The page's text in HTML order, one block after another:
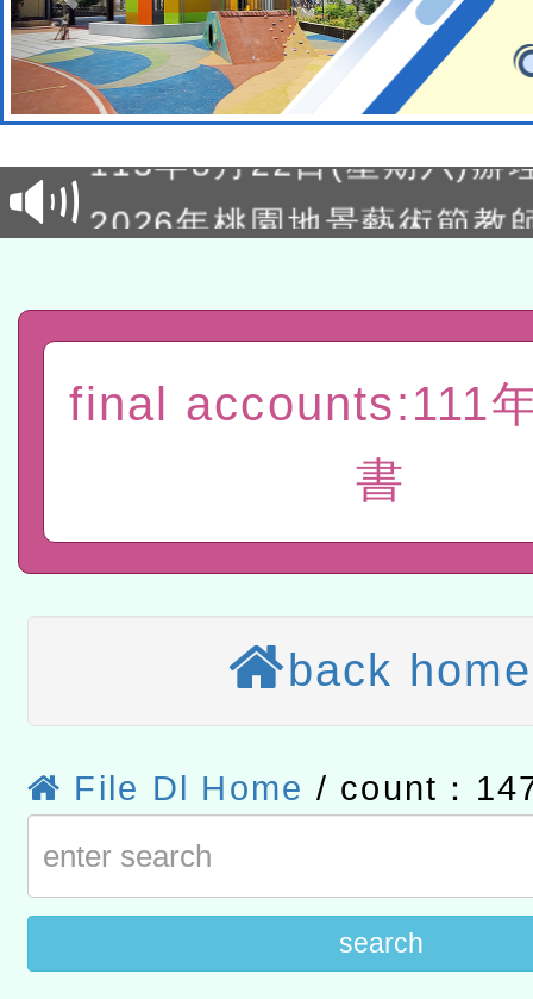
轉知經濟部水利署委託財
位及節水達人選拔活動」
市孔廟祈福系列活動—儒
2026年桃園地景藝術節教
宜
轉知教育部國民及學前教
灣師範大學辦理「114至
函轉國家教育研究院中心
政府教育局辦理「115年
北場」計畫
函轉國立臺灣師範大學辦
班」招生簡章及EDM
共融平台-教案暨教學示範
教育部國民及學前教育署
COVID-19疫苗接種計畫
擴大為「滿6個月以上尚未
措施，延長至115年9月28
轉知經濟部水利署委託財
研究院辦理「115年表揚
位及節水達人選拔活動」
市孔廟祈福系列活動—儒
航」
2026年桃園地景藝術節教
「2026桃園藝術巡演」活
宜
轉知教育部國民及學前教
灣師範大學辦理「114至
函轉國家教育研究院中心
final accounts:111
書
back home
File Dl Home / count：
search